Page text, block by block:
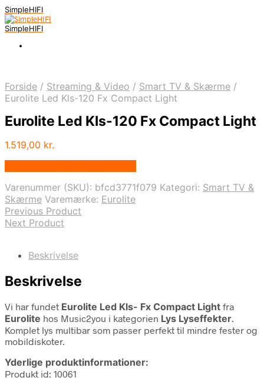
SimpleHIFI
SimpleHIFI
Forside / Streaming & Video / Smart TV & Skærme /
Eurolite Led Kls-120 Fx Compact Light
Eurolite Led Kls-120 Fx Compact Light
1.519,00 kr.
Varenummer (SKU): bfcd3771f079 Kategori: Smart TV &
Skærme Varemærke: Eurolite
Previous Product
Next Product
Beskrivelse
Beskrivelse
Vi har fundet Eurolite Led Kls- Fx Compact Light fra
Eurolite hos Music2you i kategorien Lys Lyseffekter.
Komplet lys multibar som passer perfekt til mindre fester og
mobildiskoter.
Yderlige produktinformationer:
Produkt id: 10061